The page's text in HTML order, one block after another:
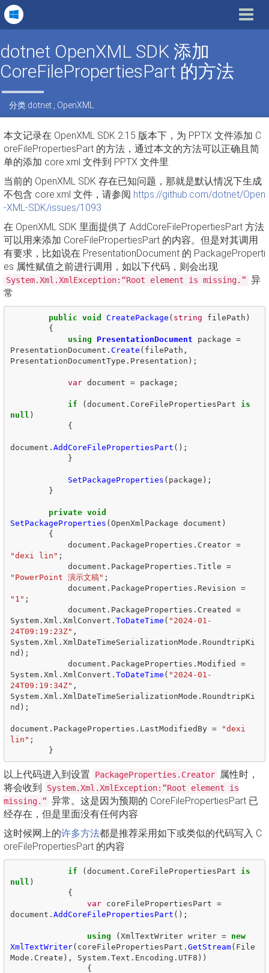
Toggle
dotnet OpenXML SDK 添加
CoreFilePropertiesPart 的方法
分类 dotnet OpenXML
本文记录在 OpenXML SDK 2.15 版本下，为 PPTX 文件添加 C
oreFilePropertiesPart 的方法，通过本文的方法可以正确且简
单的添加 core.xml 文件到 PPTX 文件里
当前的 OpenXML SDK 存在已知问题，那就是默认情况下生成
不包含 core.xml 文件，请参阅 https://github.com/dotnet/Open
-XML-SDK/issues/1093
在 OpenXML SDK 里面提供了 AddCoreFilePropertiesPart 方法
可以用来添加 CoreFilePropertiesPart 的内容。但是对其调用
有要求，比如说在 PresentationDocument 的 PackageProperti
es 属性赋值之前进行调用，如以下代码，则会出现
System.Xml.XmlException:“Root element is missing.” 异
常
public void CreatePackage ( string filePath )
{
using
PresentationDocument package =
PresentationDocument . Create ( filePath ,
PresentationDocumentType . Presentation );
var document = package ;
if (document . CoreFilePropertiesPart
is
null )
{
document . AddCoreFilePropertiesPart ();
}
SetPackageProperties ( package );
}
private void
SetPackageProperties (OpenXmlPackage document )
{
document . PackageProperties . Creator =
"dexi lin" ;
document . PackageProperties . Title =
"PowerPoint 演示文稿" ;
document . PackageProperties . Revision =
"1" ;
document . PackageProperties . Created
=
System. Xml . XmlConvert . ToDateTime ( "2024-01-
24T09:19:23Z" ,
System. Xml . XmlDateTimeSerializationMode . RoundtripKi
nd );
document . PackageProperties . Modified
=
System. Xml . XmlConvert . ToDateTime ( "2024-01-
24T09:19:34Z" ,
System. Xml . XmlDateTimeSerializationMode . RoundtripKi
nd );
document . PackageProperties . LastModifiedBy =
"dexi
lin" ;
}
以上代码进入到设置 PackageProperties.Creator
属性时，
将会收到
System.Xml.XmlException:“Root element is
missing.” 异常。这是因为预期的 CoreFilePropertiesPart 已
经存在，但是里面没有任何内容
这时候网上的许多方法都是推荐采用如下或类似的代码写入 C
oreFilePropertiesPart 的内容
if (document . CoreFilePropertiesPart
is
null )
{
var
coreFilePropertiesPart =
document . AddCoreFilePropertiesPart ();
using (XmlTextWriter writer =
new
XmlTextWriter( coreFilePropertiesPart . GetStream( File
Mode . Create ), System. Text . Encoding . UTF8 ))
{